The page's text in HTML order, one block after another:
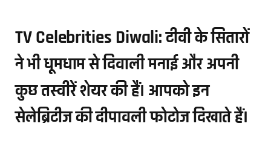
TV Celebrities Diwali: टीवी के सितारों
ने भी धूमधाम से दिवाली मनाई और अपनी
कुछ तस्वीरें शेयर की हैं। आपको इन
सेलेब्रिटीज की दीपावली फोटोज दिखाते हैं।